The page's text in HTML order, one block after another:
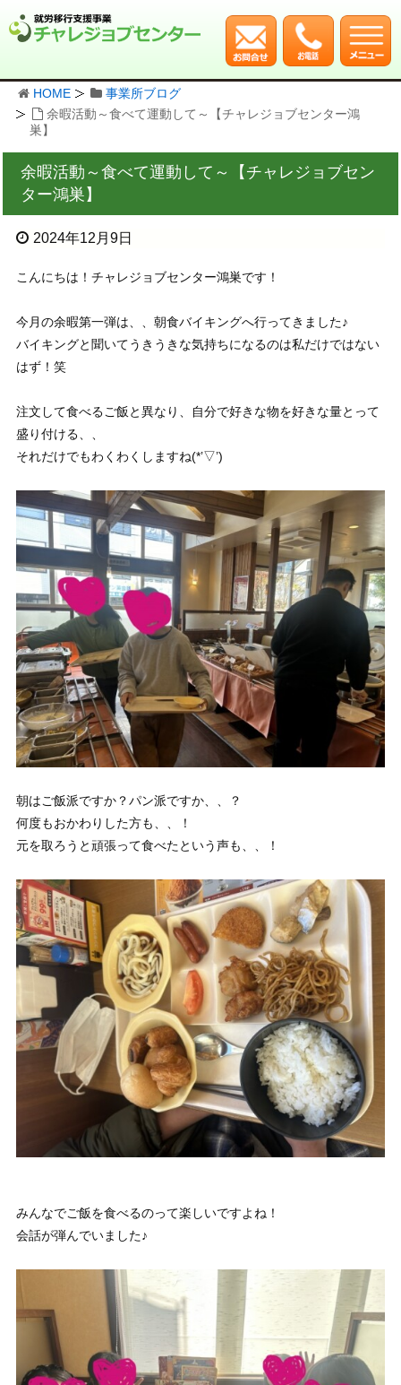
HOME
事業所ブログ
余暇活動～食べて運動して～【チャレジョブセンター鴻
巣】
余暇活動～食べて運動して～【チャレジョブセン
ター鴻巣】
2024年12月9日
こんにちは！チャレジョブセンター鴻巣です！
今月の余暇第一弾は、、朝食バイキングへ行ってきました♪
バイキングと聞いてうきうきな気持ちになるのは私だけではない
はず！笑
注文して食べるご飯と異なり、自分で好きな物を好きな量とって
盛り付ける、、
それだけでもわくわくしますね(*’▽’)
朝はご飯派ですか？パン派ですか、、？
何度もおかわりした方も、、！
元を取ろうと頑張って食べたという声も、、！
みんなでご飯を食べるのって楽しいですよね！
会話が弾んでいました♪